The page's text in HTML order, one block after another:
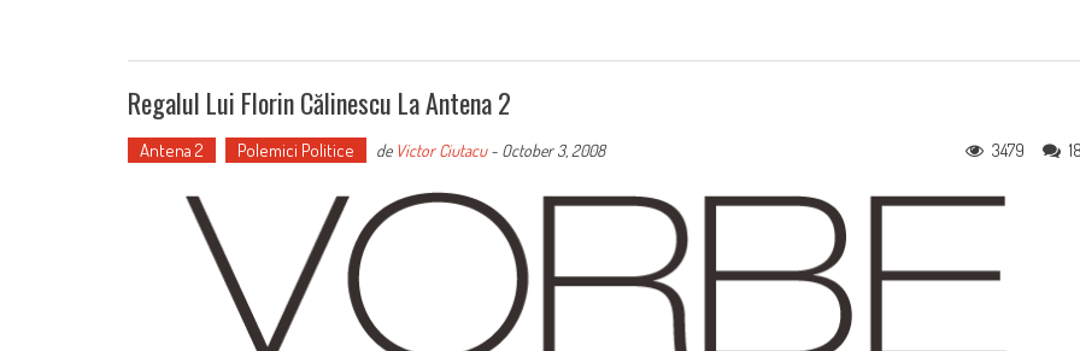
Regalul Lui Florin Călinescu La Antena 2
Antena 2 Polemici Politice de Victor Ciutacu- October 3, 2008 3479